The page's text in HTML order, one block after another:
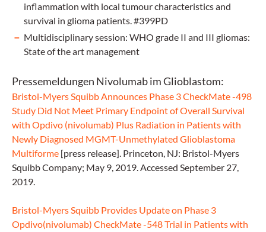
inflammation with local tumour characteristics and
survival in glioma patients. #399PD
Multidisciplinary session: WHO grade II and III gliomas:
State of the art management
Pressemeldungen Nivolumab im Glioblastom:
Bristol-Myers Squibb Announces Phase 3 CheckMate -498
Study Did Not Meet Primary Endpoint of Overall Survival
with Opdivo (nivolumab) Plus Radiation in Patients with
Newly Diagnosed MGMT-Unmethylated Glioblastoma
Multiforme [press release]. Princeton, NJ: Bristol-Myers
Squibb Company; May 9, 2019. Accessed September 27,
2019.
Bristol-Myers Squibb Provides Update on Phase 3
Opdivo(nivolumab) CheckMate -548 Trial in Patients with